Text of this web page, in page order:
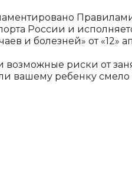
России и
и болезней» от «12»
возможные риски от
вашему ребенку